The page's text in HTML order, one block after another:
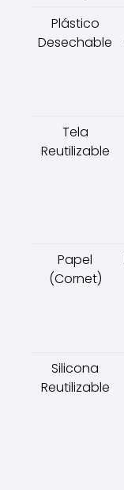
Plástico
Desechable
Tela
Reutilizable
Papel
(Cornet)
Silicona
Reutilizable